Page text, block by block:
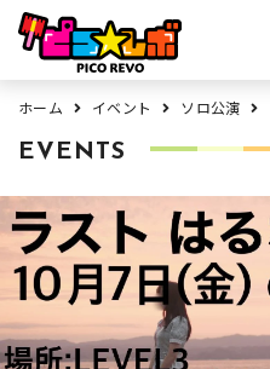
ホーム イベント ソロ公演
EVENTS